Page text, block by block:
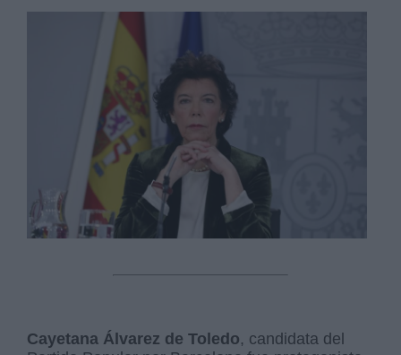
Cayetana Álvarez de Toledo, candidata del